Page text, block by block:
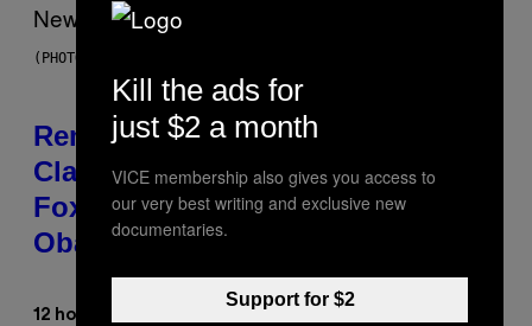
(PHOTO BY TIM MOSENFELDER/GETTY IMAGES)
Remember the Time Jeezy
Clapped Back at Bill O’Reilly and
Fox News in Defense of Barack
Obama?
12 hours ago Caleb Catlin
Kill the ads for
just $2 a month
VICE membership also gives you access to
our very best writing and exclusive new
documentaries.
Support for $2